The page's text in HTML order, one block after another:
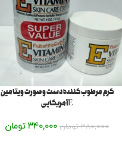
کرم مرطوب کننده دست و صورت ویتامین
Eآمریکایی
380,000 تومان 340,000 تومان